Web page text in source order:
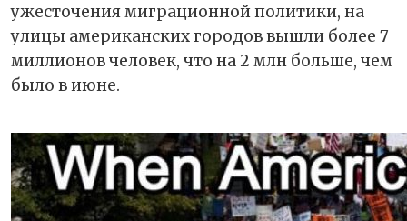
ужесточения миграционной политики, на
улицы американских городов вышли более 7
миллионов человек, что на 2 млн больше, чем
было в июне.